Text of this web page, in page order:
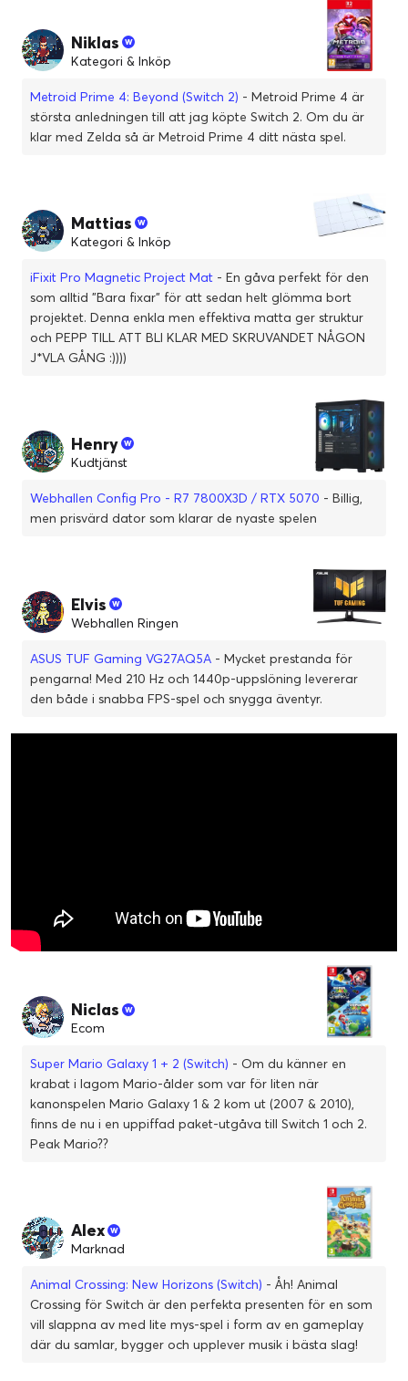
Niklas
Kategori & Inköp
Metroid Prime 4: Beyond (Switch 2) - Metroid Prime 4 är
största anledningen till att jag köpte Switch 2. Om du är
klar med Zelda så är Metroid Prime 4 ditt nästa spel.
Mattias
Kategori & Inköp
iFixit Pro Magnetic Project Mat - En gåva perfekt för den
som alltid "Bara fixar" för att sedan helt glömma bort
projektet. Denna enkla men effektiva matta ger struktur
och PEPP TILL ATT BLI KLAR MED SKRUVANDET NÅGON
J*VLA GÅNG :))))
Henry
Kudtjänst
Webhallen Config Pro - R7 7800X3D / RTX 5070 - Billig,
men prisvärd dator som klarar de nyaste spelen
Elvis
Webhallen Ringen
ASUS TUF Gaming VG27AQ5A - Mycket prestanda för
pengarna! Med 210 Hz och 1440p-uppslöning levererar
den både i snabba FPS-spel och snygga äventyr.
Niclas
Ecom
Super Mario Galaxy 1 + 2 (Switch) - Om du känner en
krabat i lagom Mario-ålder som var för liten när
kanonspelen Mario Galaxy 1 & 2 kom ut (2007 & 2010),
finns de nu i en uppiffad paket-utgåva till Switch 1 och 2.
Peak Mario??
Alex
Marknad
Animal Crossing: New Horizons (Switch) - Åh! Animal
Crossing för Switch är den perfekta presenten för en som
vill slappna av med lite mys-spel i form av en gameplay
där du samlar, bygger och upplever musik i bästa slag!